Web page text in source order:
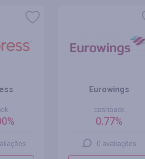
Eurowings
cashback
0.77%
0 avaliações